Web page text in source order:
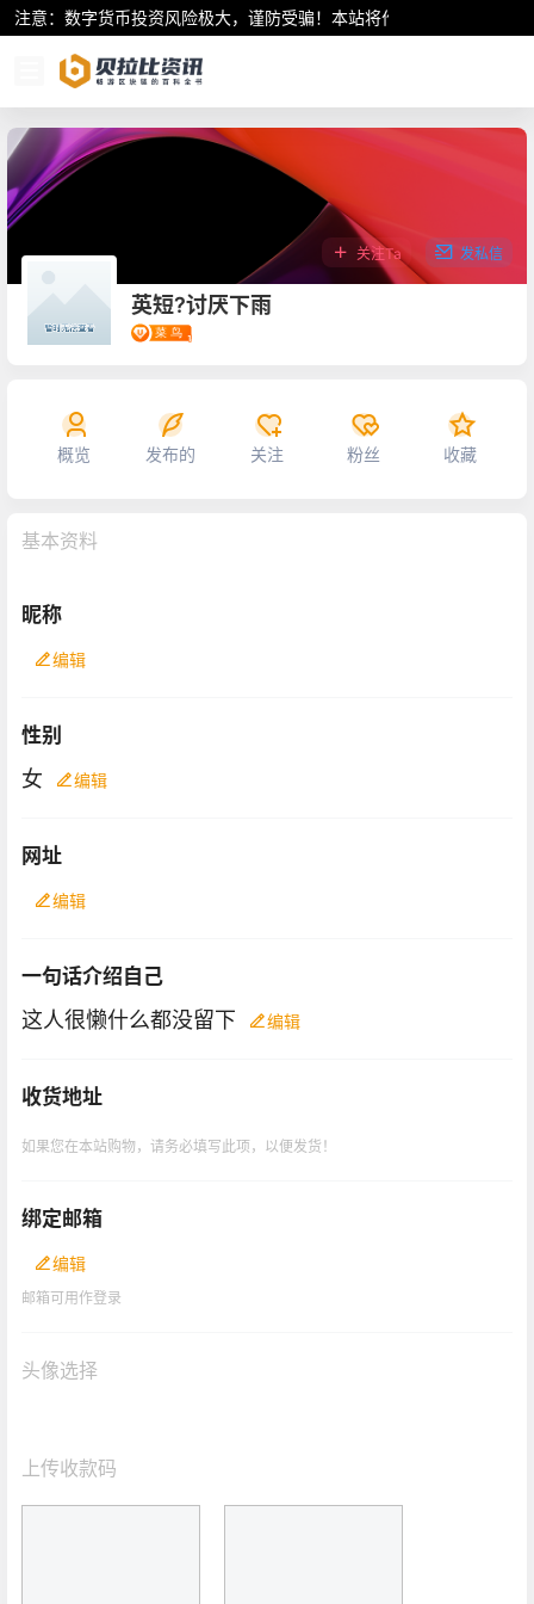
注意：数字货币投资风险极大，谨防受骗！本站将作为行业资讯共享
英短?讨厌下雨
关注Ta 发私信
概览 发布的 关注 粉丝 收藏
基本资料
昵称
编辑
性别
女 编辑
网址
编辑
一句话介绍自己
这人很懒什么都没留下 编辑
收货地址
如果您在本站购物，请务必填写此项，以便发货！
绑定邮箱
编辑
邮箱可用作登录
头像选择
上传收款码